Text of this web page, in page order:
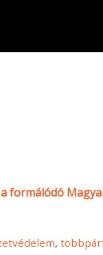
formálódó
,